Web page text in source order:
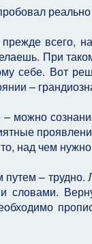
всего,
При
себе. Вот
–
можно
над чем
– трудно.
словами.